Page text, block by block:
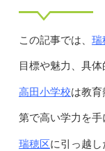
この記事では、 瑞
目標や魅力、具体
高田小学校は教
第で高い学力を手
瑞穂区に引っ越